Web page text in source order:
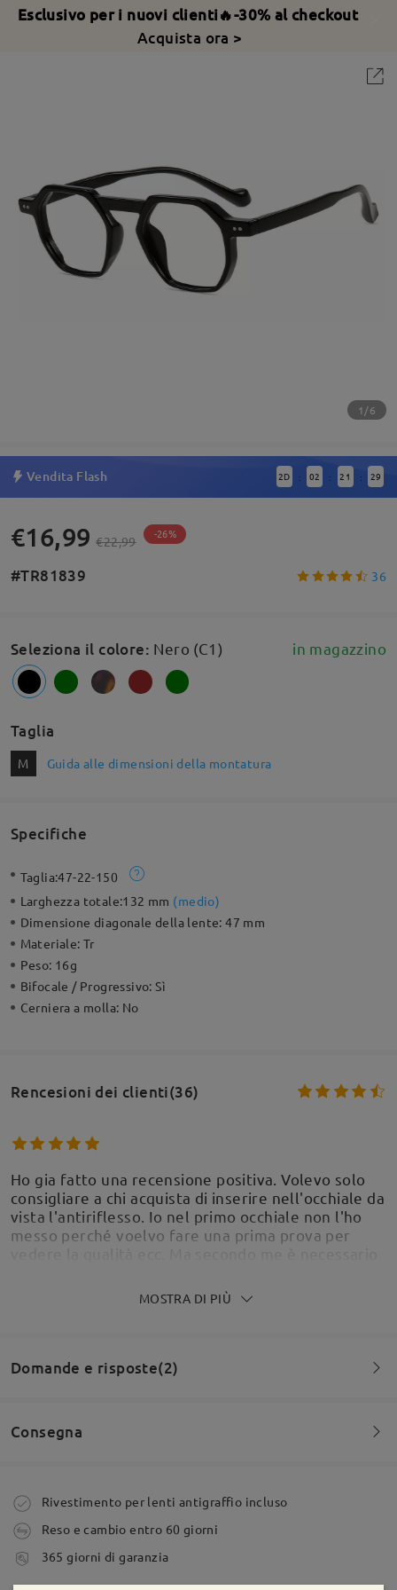
Esclusivo per i nuovi clienti🔥-30% al checkout
Acquista ora >
1/6
Vendita Flash 2D : 02 : 21 : 28
€16,99 €22,99 -26%
#TR81839 36
Seleziona il colore: Nero (C1) in magazzino
Taglia
M Guida alle dimensioni della montatura
Specifiche
Taglia:47-22-150
Larghezza totale:132 mm (medio)
Dimensione diagonale della lente:47 mm
Materiale:Tr
Peso: 16g
Bifocale / Progressivo:Sì
Cerniera a molla: No
Rencesioni dei clienti(36)
Ho gia fatto una recensione positiva. Volevo solo
consigliare a chi acquista di inserire nell'occhiale da
vista l'antiriflesso. Io nel primo occhiale non l'ho
messo perché voelvo fare una prima prova per
e puo dare fastdio.
byFabio Laporta
Leggi tutte le
recensioni
Scrivi una recensione
MOSTRA DI PIÙ
Domande e risposte(2)
la montatura con le lenti graduate da vista
da Alfonso su Mar 3 , 2026
Consegna
Ordine effettuato
tempi di spedizione
Rivestimento per lenti antigraffio incluso
Reso e cambio entro 60 giorni
365 giorni di garanzia